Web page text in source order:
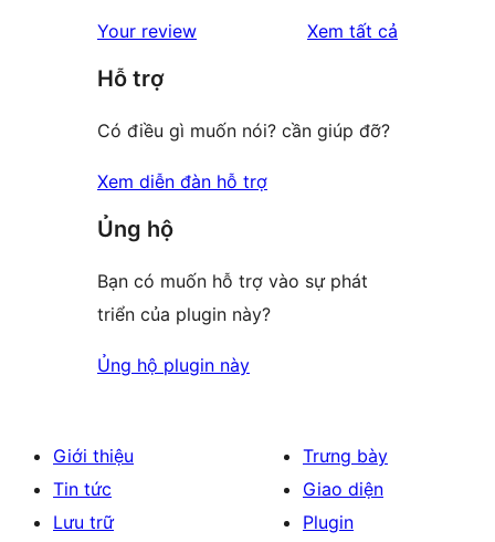
reviews
star
reviews
Your review Xem tất cả
Hỗ trợ
Có điều gì muốn nói? cần giúp đỡ?
Xem diễn đàn hỗ trợ
Ủng hộ
Bạn có muốn hỗ trợ vào sự phát
triển của plugin này?
Ủng hộ plugin này
Giới thiệu
Tin tức
Lưu trữ
Trưng bày
Giao diện
Plugin